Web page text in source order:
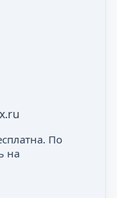
По
на